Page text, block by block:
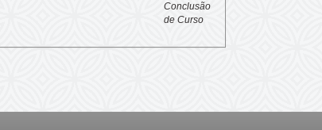
Conclusão
de Curso